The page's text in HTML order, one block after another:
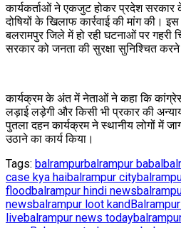
कार्यकर्ताओं ने एकजुट होकर प्रदेश सरकार
दोषियों के खिलाफ कार्रवाई की मांग की।
बलरामपुर जिले में हो रही घटनाओं पर गहरी
सरकार को जनता की सुरक्षा सुनिश्चित
कार्यक्रम के अंत में नेताओं ने कहा कि
लड़ाई लड़ेगी और किसी भी प्रकार की
पुतला दहन कार्यक्रम ने स्थानीय लोगों में
उठाने का कार्य किया।
Tags: balrampurbalrampur babal
case kya haibalrampur city
floodbalrampur hindi news
newsbalrampur loot kand
livebalrampur news today